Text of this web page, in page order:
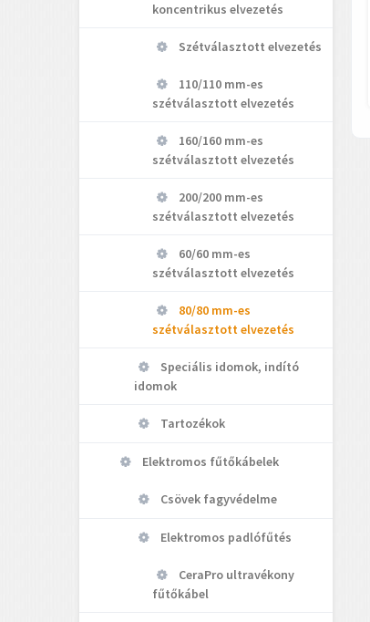
koncentrikus elvezetés
Szétválasztott elvezetés
110/110 mm-es
szétválasztott elvezetés
160/160 mm-es
szétválasztott elvezetés
200/200 mm-es
szétválasztott elvezetés
60/60 mm-es
szétválasztott elvezetés
80/80 mm-es
szétválasztott elvezetés
Speciális idomok, indító
idomok
Tartozékok
Elektromos fűtőkábelek
Csövek fagyvédelme
Elektromos padlófűtés
CeraPro ultravékony
fűtőkábel